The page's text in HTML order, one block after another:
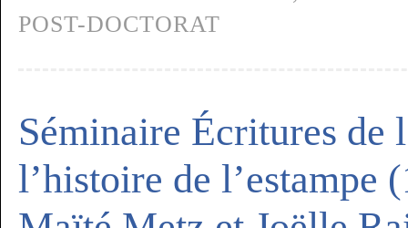
POST-DOCTORAT
Séminaire Écritures de
l’histoire de l’estampe